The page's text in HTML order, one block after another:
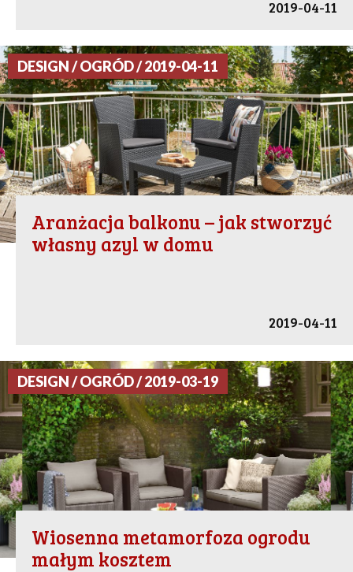
2019-04-11
DESIGN / OGRÓD / 2019-04-11
Aranżacja balkonu – jak stworzyć
własny azyl w domu
2019-04-11
DESIGN / OGRÓD / 2019-03-19
Wiosenna metamorfoza ogrodu
małym kosztem